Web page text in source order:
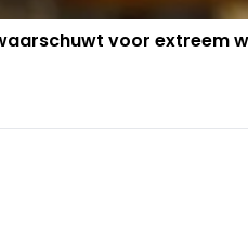
voor extreem